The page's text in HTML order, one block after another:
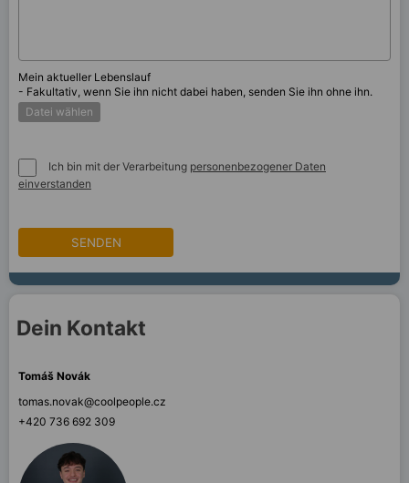
Mein aktueller Lebenslauf
- Fakultativ, wenn Sie ihn nicht dabei haben, senden Sie ihn ohne ihn.
Datei wählen
Ich bin mit der Verarbeitung personenbezogener Daten
einverstanden
SENDEN
Dein Kontakt
Tomáš Novák
tomas.novak@coolpeople.cz
+420 736 692 309